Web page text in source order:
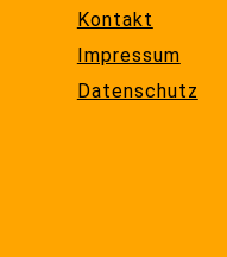
Kontakt
Impressum
Datenschutz